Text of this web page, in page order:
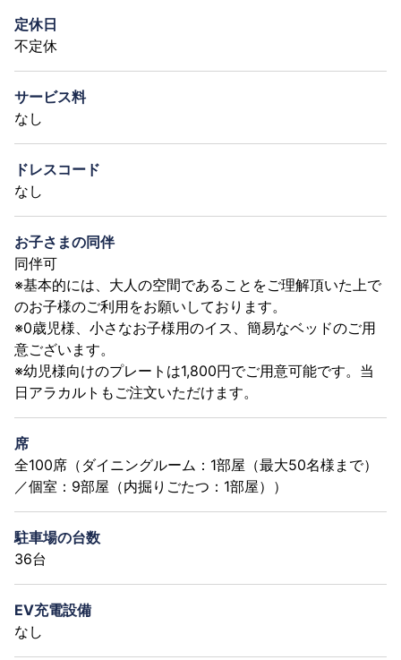
定休日
不定休
サービス料
なし
ドレスコード
なし
お子さまの同伴
同伴可
※基本的には、大人の空間であることをご理解頂いた上で
のお子様のご利用をお願いしております。
※0歳児様、小さなお子様用のイス、簡易なベッドのご用
意ございます。
※幼児様向けのプレートは1,800円でご用意可能です。当
日アラカルトもご注文いただけます。
席
全100席（ダイニングルーム：1部屋（最大50名様まで）
／個室：9部屋（内掘りごたつ：1部屋））
駐車場の台数
36台
EV充電設備
なし